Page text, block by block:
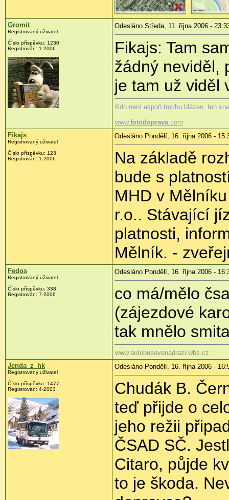
Gromit
Registrovaný uživatel
Číslo příspěvku: 1230
Registrován: 1-2006
Odesláno Středa, 11. října 2006 -
Fikajs: Tam
žádný neviděl,
je tam už viděl
Kdo není aspoň trochu blázen, ten
www.fotodoprava .com
Fikajs
Registrovaný uživatel
Číslo příspěvku: 123
Registrován: 1-2006
Odesláno Pondělí, 16. října 2006 -
Na základě
bude s
MHD v
r.o.. Stávající
platnosti,
Mělník. -
Fedos
Registrovaný uživatel
Číslo příspěvku: 338
Registrován: 7-2006
Odesláno Pondělí, 16. října 2006 -
co má/mělo
(zájezdové
tak mnělo
www.autobusovenadrazi.wbs.cz
Jenda_z_hk
Registrovaný uživatel
Číslo příspěvku: 1477
Registrován: 4-2003
Odesláno Pondělí, 16. října 2006 -
Chudák B.
teď přijde o
jeho režii
ČSAD SČ.
Citaro, půjde
to je škoda.